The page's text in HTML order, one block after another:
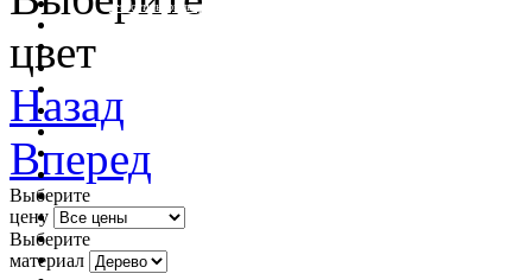
очистить фильтр цвета
цвет
Назад
Вперед
Выберите
цену
Выберите
материал